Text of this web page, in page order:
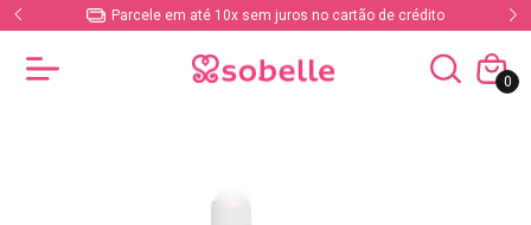
Parcele em até 10x sem juros no cartão de crédito
0